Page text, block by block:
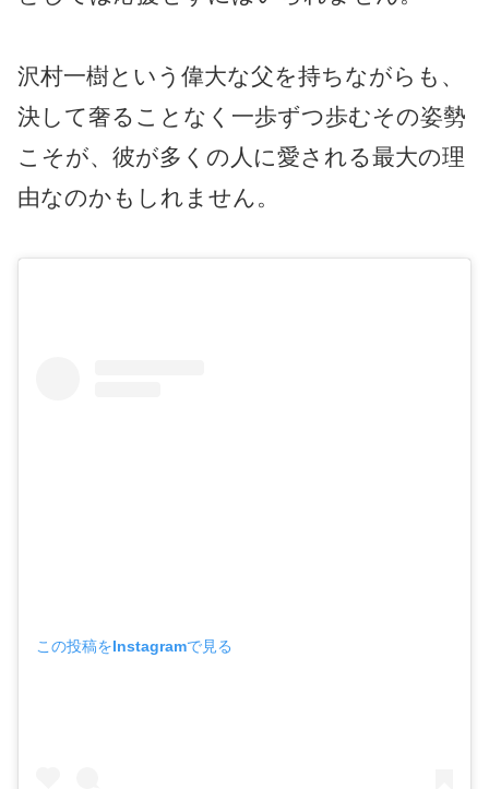
沢村一樹という偉大な父を持ちながらも、
決して奢ることなく一歩ずつ歩むその姿勢
こそが、彼が多くの人に愛される最大の理
由なのかもしれません。
この投稿をInstagramで見る